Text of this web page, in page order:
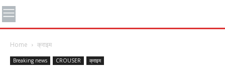
Home क्राइम
Breaking news CROUSER क्राइम